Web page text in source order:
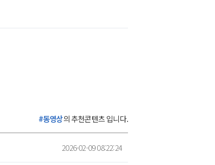
#동영상의 추천콘텐츠 입니다.
2026-02-09 08:22:24